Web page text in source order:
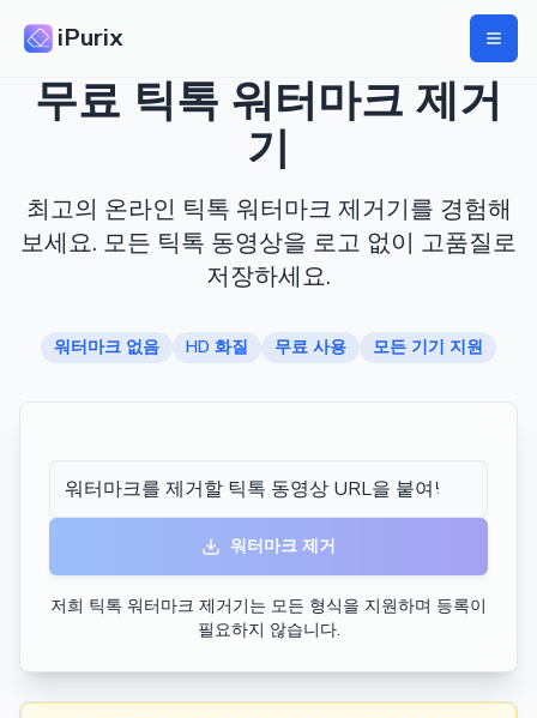
iPurix
무료 틱톡 워터마크 제거
기
최고의 온라인 틱톡 워터마크 제거기를 경험해
보세요. 모든 틱톡 동영상을 로고 없이 고품질로
저장하세요.
워터마크 없음 HD 화질 무료 사용 모든 기기 지원
워터마크 제거
저희 틱톡 워터마크 제거기는 모든 형식을 지원하며 등록이
필요하지 않습니다.